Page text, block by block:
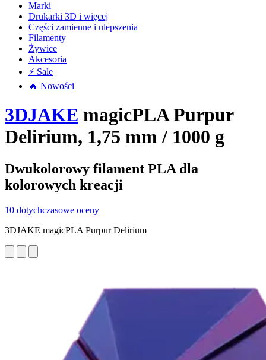
Marki
Drukarki 3D i więcej
Części zamienne i ulepszenia
Filamenty
Żywice
Akcesoria
⚡ Sale
🔥 Nowości
3DJAKE magicPLA Purpur
Delirium, 1,75 mm / 1000 g
Dwukolorowy filament PLA dla
kolorowych kreacji
10 dotychczasowe oceny
3DJAKE magicPLA Purpur Delirium